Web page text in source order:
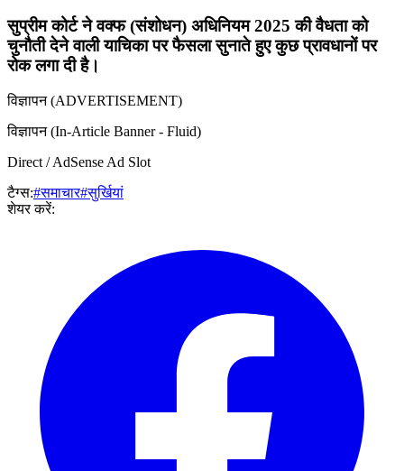
सुप्रीम कोर्ट ने वक्फ (संशोधन) अधिनियम 2025 की वैधता को
चुनौती देने वाली याचिका पर फैसला सुनाते हुए कुछ प्रावधानों पर
रोक लगा दी है।
विज्ञापन (ADVERTISEMENT)
विज्ञापन (In-Article Banner - Fluid)
Direct / AdSense Ad Slot
टैग्स:#समाचार#सुर्खियां
शेयर करें: